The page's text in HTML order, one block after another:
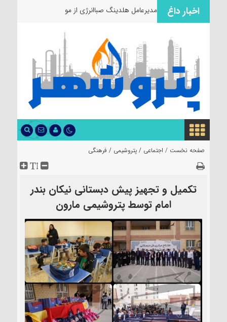
اخبار داغ مدیرعامل هلدینگ صباانرژی از مواکب خدمت‌
صفحه نخست / اجتماعی / پتروشیمی / فرهنگی
تکمیل و تجهیز پیش دبستانی نیکان بندر
امام توسط پتروشیمی مارون